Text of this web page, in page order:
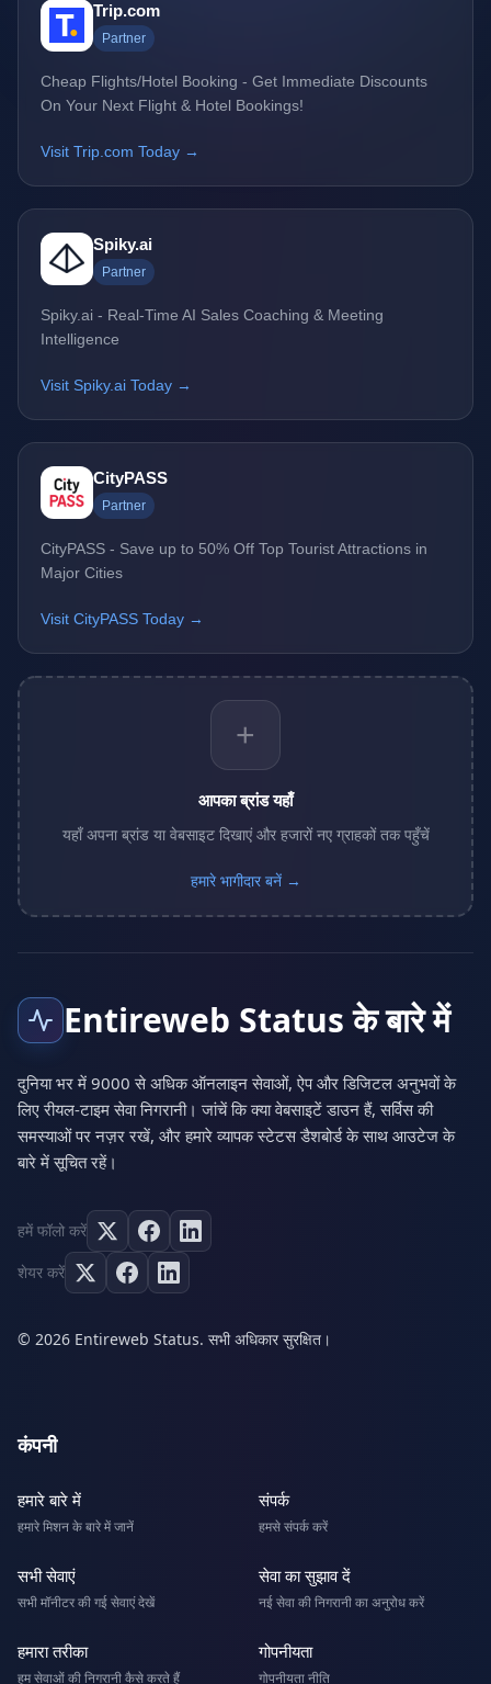
Trip.com
Partner
Cheap Flights/Hotel Booking - Get Immediate Discounts
On Your Next Flight & Hotel Bookings!
Visit Trip.com Today →
Spiky.ai
Partner
Spiky.ai - Real-Time AI Sales Coaching & Meeting
Intelligence
Visit Spiky.ai Today →
CityPASS
Partner
CityPASS - Save up to 50% Off Top Tourist Attractions in
Major Cities
Visit CityPASS Today →
+
आपका ब्रांड यहाँ
यहाँ अपना ब्रांड या वेबसाइट दिखाएं और हजारों नए ग्राहकों तक पहुँचें
हमारे भागीदार बनें →
Entireweb Status के बारे में
दुनिया भर में 9000 से अधिक ऑनलाइन सेवाओं, ऐप और डिजिटल अनुभवों के
लिए रीयल-टाइम सेवा निगरानी। जांचें कि क्या वेबसाइटें डाउन हैं, सर्विस की
समस्याओं पर नज़र रखें, और हमारे व्यापक स्टेटस डैशबोर्ड के साथ आउटेज के
बारे में सूचित रहें।
हमें फॉलो करें
शेयर करें
© 2026 Entireweb Status. सभी अधिकार सुरक्षित।
कंपनी
हमारे बारे में
हमारे मिशन के बारे में जानें
संपर्क
हमसे संपर्क करें
सभी सेवाएं
सभी मॉनीटर की गई सेवाएं देखें
सेवा का सुझाव दें
नई सेवा की निगरानी का अनुरोध करें
हमारा तरीका
हम सेवाओं की निगरानी कैसे करते हैं
गोपनीयता
गोपनीयता नीति